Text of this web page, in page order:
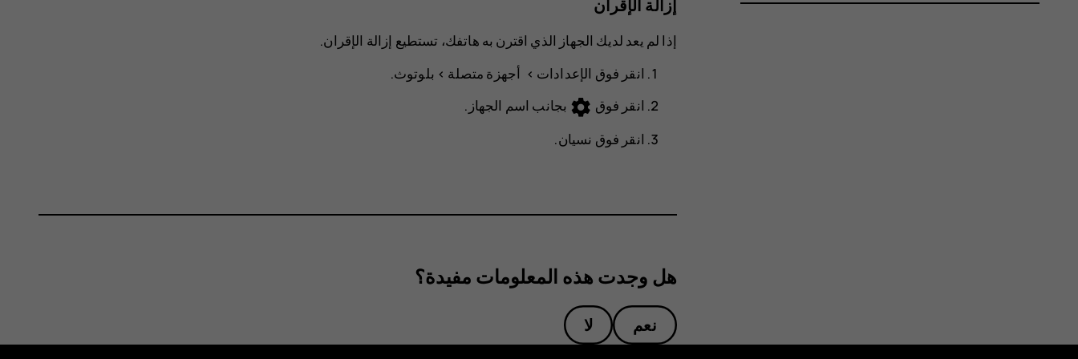
إزالة الإقران
إذا لم يعد لديك الجهاز الذي اقترن به هاتفك، تستطيع إزالة الإقران.
انقر فوق
>
> بلوتوث.
انقر فوق settings بجانب اسم الجهاز.
انقر فوق نسيان.
هل وجدت هذه المعلومات مفيدة؟
نعم لا